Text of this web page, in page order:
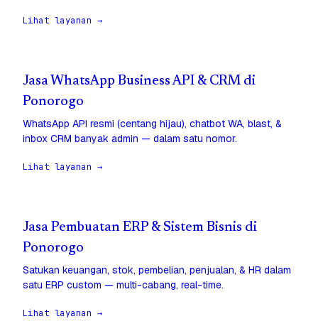
Lihat layanan →
Jasa WhatsApp Business API & CRM di
Ponorogo
WhatsApp API resmi (centang hijau), chatbot WA, blast, &
inbox CRM banyak admin — dalam satu nomor.
Lihat layanan →
Jasa Pembuatan ERP & Sistem Bisnis di
Ponorogo
Satukan keuangan, stok, pembelian, penjualan, & HR dalam
satu ERP custom — multi-cabang, real-time.
Lihat layanan →